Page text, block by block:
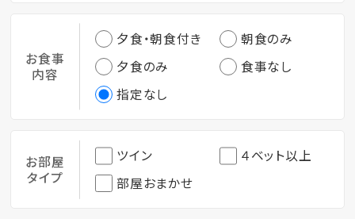
お食事
内容
夕食・朝食付き
朝食のみ
夕食のみ
食事なし
指定なし
お部屋
タイプ
ツイン
４ベット以上
部屋おまかせ